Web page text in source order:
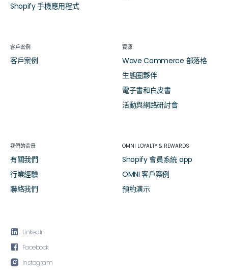
 LinkedIn
 Facebook
 Instagram
Shopify 手機應用程式
客戶案例
客戶案例
資源
Wave Commerce 部落格
生態圈夥伴
電子書和白皮書
活動與網路研討會
我們的背景
有關我們
行業經驗
聯絡我們
OMNI LOYALTY & REWARDS
Shopify 會員系統 app
OMNI 客戶案例
預約演示